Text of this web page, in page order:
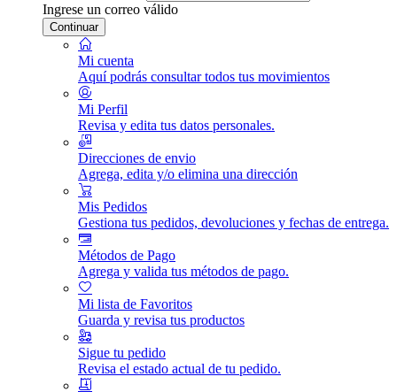
Ingrese un correo válido
Continuar
Mi cuenta
Aquí podrás consultar todos tus movimientos
Mi Perfil
Revisa y edita tus datos personales.
Direcciones de envio
Agrega, edita y/o elimina una dirección
Mis Pedidos
Gestiona tus pedidos, devoluciones y fechas de entrega.
Métodos de Pago
Agrega y valida tus métodos de pago.
Mi lista de Favoritos
Guarda y revisa tus productos
Sigue tu pedido
Revisa el estado actual de tu pedido.